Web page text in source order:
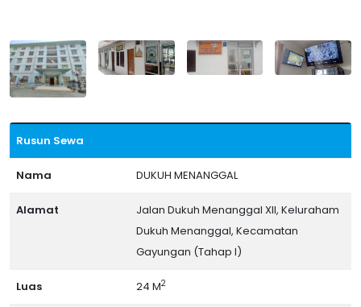
Rusun Sewa
Nama DUKUH MENANGGAL
Alamat
Jalan Dukuh Menanggal XII, Keluraham
Dukuh Menanggal, Kecamatan
Gayungan (Tahap I)
Luas 24 M2